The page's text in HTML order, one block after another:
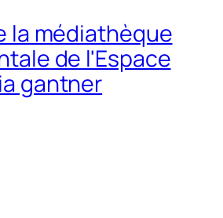
la médiathèque
de l'Espace
gantner